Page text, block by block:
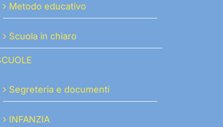
Metodo educativo
Scuola in chiaro
Segreteria e documenti
INFANZIA